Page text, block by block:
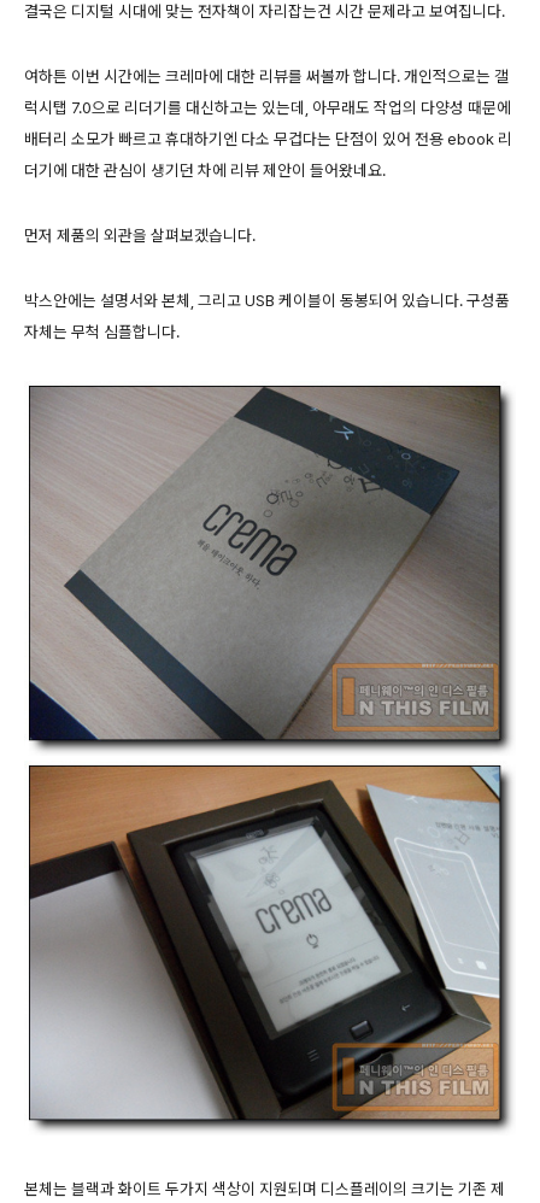
결국은 디지털 시대에 맞는 전자책이 자리잡는건 시간 문제라고 보여집니다.
여하튼 이번 시간에는 크레마에 대한 리뷰를 써볼까 합니다. 개인적으로는 갤
럭시탭 7.0으로 리더기를 대신하고는 있는데, 아무래도 작업의 다양성 때문에
배터리 소모가 빠르고 휴대하기엔 다소 무겁다는 단점이 있어 전용 ebook 리
더기에 대한 관심이 생기던 차에 리뷰 제안이 들어왔네요.
먼저 제품의 외관을 살펴보겠습니다.
박스안에는 설명서와 본체, 그리고 USB 케이블이 동봉되어 있습니다. 구성품
자체는 무척 심플합니다.
본체는 블랙과 화이트 두가지 색상이 지원되며 디스플레이의 크기는 기존 제